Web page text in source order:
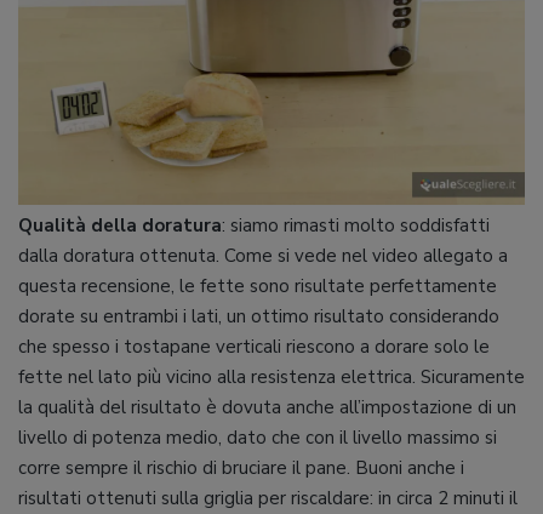
Qualità della doratura: siamo rimasti molto soddisfatti
dalla doratura ottenuta. Come si vede nel video allegato a
questa recensione, le fette sono risultate perfettamente
dorate su entrambi i lati, un ottimo risultato considerando
che spesso i tostapane verticali riescono a dorare solo le
fette nel lato più vicino alla resistenza elettrica. Sicuramente
la qualità del risultato è dovuta anche all’impostazione di un
livello di potenza medio, dato che con il livello massimo si
corre sempre il rischio di bruciare il pane. Buoni anche i
risultati ottenuti sulla griglia per riscaldare: in circa 2 minuti il